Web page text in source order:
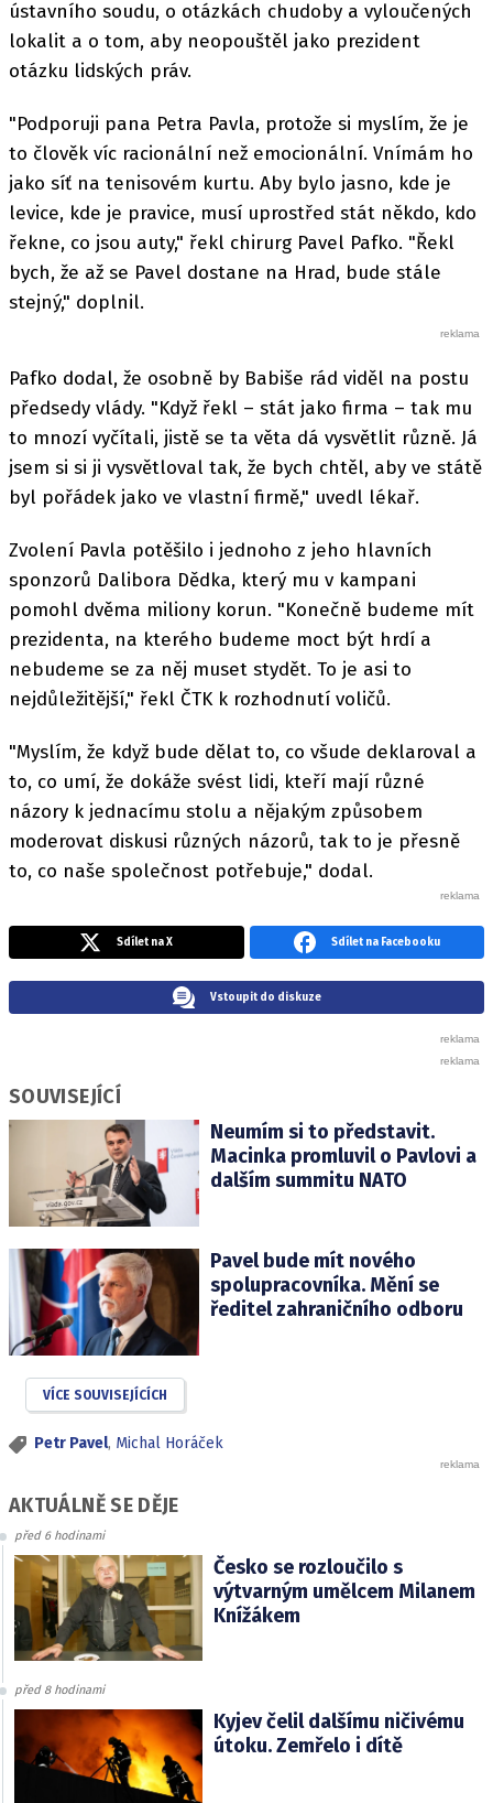
ústavního soudu, o otázkách chudoby a vyloučených
lokalit a o tom, aby neopouštěl jako prezident
otázku lidských práv.
"Podporuji pana Petra Pavla, protože si myslím, že je
to člověk víc racionální než emocionální. Vnímám ho
jako síť na tenisovém kurtu. Aby bylo jasno, kde je
levice, kde je pravice, musí uprostřed stát někdo, kdo
řekne, co jsou auty," řekl chirurg Pavel Pafko. "Řekl
bych, že až se Pavel dostane na Hrad, bude stále
stejný," doplnil.
Pafko dodal, že osobně by Babiše rád viděl na postu
předsedy vlády. "Když řekl – stát jako firma – tak mu
to mnozí vyčítali, jistě se ta věta dá vysvětlit různě. Já
jsem si si ji vysvětloval tak, že bych chtěl, aby ve státě
byl pořádek jako ve vlastní firmě," uvedl lékař.
Zvolení Pavla potěšilo i jednoho z jeho hlavních
sponzorů Dalibora Dědka, který mu v kampani
pomohl dvěma miliony korun. "Konečně budeme mít
prezidenta, na kterého budeme moct být hrdí a
nebudeme se za něj muset stydět. To je asi to
nejdůležitější," řekl ČTK k rozhodnutí voličů.
"Myslím, že když bude dělat to, co všude deklaroval a
to, co umí, že dokáže svést lidi, kteří mají různé
názory k jednacímu stolu a nějakým způsobem
moderovat diskusi různých názorů, tak to je přesně
to, co naše společnost potřebuje," dodal.
Sdílet na X Sdílet na Facebooku
Vstoupit do diskuze
SOUVISEJÍCÍ
Neumím si to představit.
Macinka promluvil o Pavlovi a
dalším summitu NATO
Pavel bude mít nového
spolupracovníka. Mění se
ředitel zahraničního odboru
VÍCE SOUVISEJÍCÍCH
Petr Pavel, Michal Horáček
AKTUÁLNĚ SE DĚJE
před 6 hodinami
Česko se rozloučilo s
výtvarným umělcem Milanem
Knížákem
před 8 hodinami
Kyjev čelil dalšímu ničivému
útoku. Zemřelo i dítě